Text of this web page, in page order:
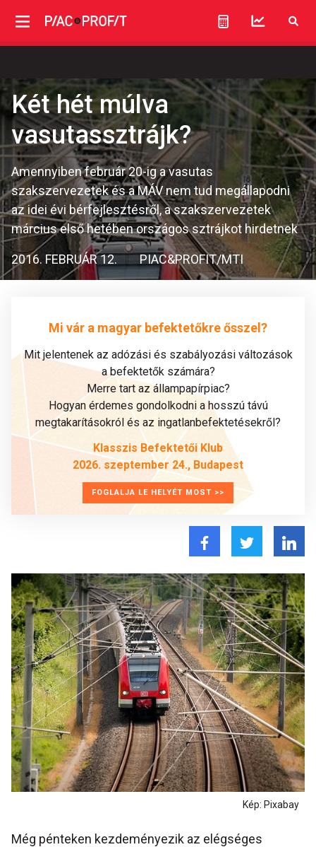
Két hét múlva
vasutassztrájk?
Amennyiben február 20-ig a vasutas
szakszervezetek és a MÁV nem tud megállapodni
az idei évi bérfejlesztésről, a szakszervezetek
március első hetében országos sztrájkot hirdetnek
2016. FEBRUÁR 12. PIAC&PROFIT/MTI
Mi vár a magyar befektetőkre ősszel?
Mit jelentenek az adózási és szabályozási változások
a befektetők számára?
Merre tart az állampapírpiac?
Hogyan érdemes gondolkodni a hosszú távú
megtakarításokról és az ingatlanbefektetésekről?
Klasszis Befektetői Klub
2026. szeptember 24., Budapest
FOGLALJA LE HELYÉT MOST >>
Kép: Pixabay
Még pénteken kezdeményezik az elégséges